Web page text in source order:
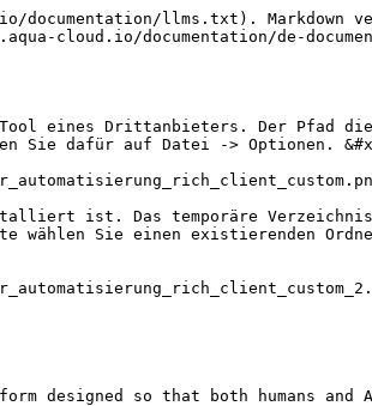
llms.txt). Markdown
cloud.io/documentation/de-
eines Drittanbieters. Der Pfad
Sie dafür auf Datei -> Optionen.
ist. Das temporäre
Sie einen existierenden
designed so that both humans